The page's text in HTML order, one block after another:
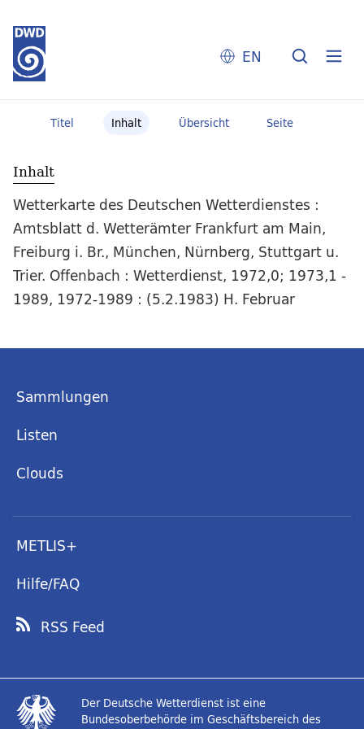
EN
Titel Inhalt Übersicht Seite
Inhalt
Wetterkarte des Deutschen Wetterdienstes :
Amtsblatt d. Wetterämter Frankfurt am Main,
Freiburg i. Br., München, Nürnberg, Stuttgart u.
Trier. Offenbach : Wetterdienst, 1972,0; 1973,1 -
1989, 1972-1989 : (5.2.1983) H. Februar
Sammlungen
Listen
Clouds
METLIS+
Hilfe/FAQ
RSS Feed
Der Deutsche Wetterdienst ist eine
Bundesoberbehörde im Geschäftsbereich des